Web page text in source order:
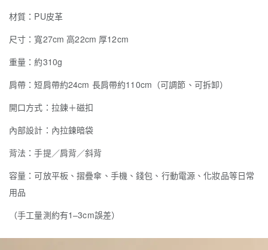
材質：PU皮革
尺寸：寬27cm 高22cm 厚12cm
重量：約310g
肩帶：短肩帶約24cm 長肩帶約110cm（可調節、可拆卸）
開口方式：拉鍊＋磁扣
內部設計：內拉鍊暗袋
背法：手提／肩背／斜背
容量：可放平板、摺疊傘、手機、錢包、行動電源、化妝品等日常
用品
（手工量測約有1–3cm誤差）